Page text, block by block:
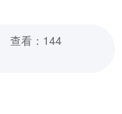
查看：144